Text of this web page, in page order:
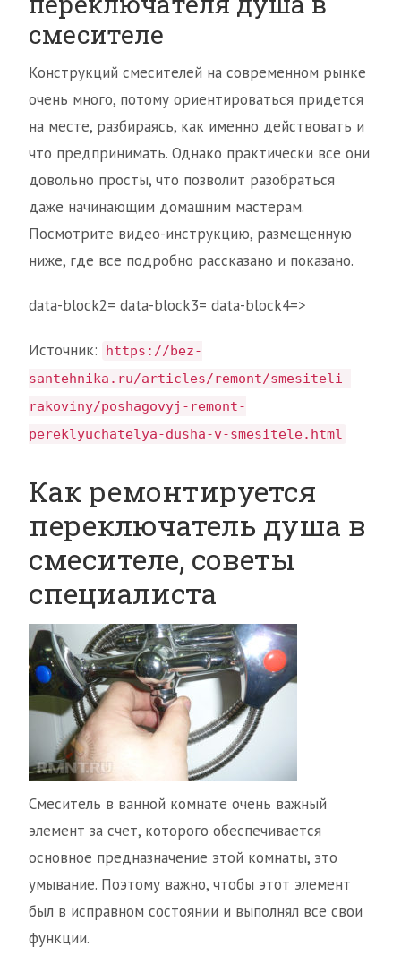
смесителе
Конструкций смесителей на современном рынке
очень много, потому ориентироваться придется
на месте, разбираясь, как именно действовать и
что предпринимать. Однако практически все они
довольно просты, что позволит разобраться
даже начинающим домашним мастерам.
Посмотрите видео-инструкцию, размещенную
ниже, где все подробно рассказано и показано.
data-block2= data-block3= data-block4=>
Источник:
https://bez-
santehnika.ru/articles/remont/smesiteli-
rakoviny/poshagovyj-remont-
pereklyuchatelya-dusha-v-smesitele.html
Как ремонтируется
переключатель душа в
смесителе, советы
специалиста
Смеситель в ванной комнате очень важный
элемент за счет, которого обеспечивается
основное предназначение этой комнаты, это
умывание. Поэтому важно, чтобы этот элемент
был в исправном состоянии и выполнял все свои
функции.